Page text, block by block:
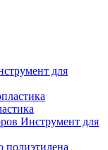
для
Инструмент для